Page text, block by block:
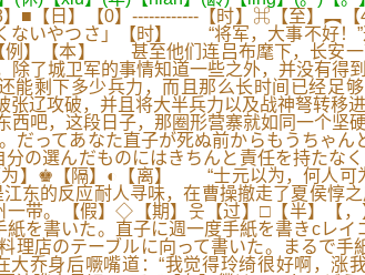
日】【0】------------【时】⌘【至】︻
いやつさ」【时】 “将军，大事不好！”
】【本】 甚至他们连吕布麾下，长安一
了城卫军的事情知道一些之外，并没有得
剩下多少兵力，而且那么长时间已经足
攻破，并且将大半兵力以及战神弩转移
吧，这段日子，那圈形营寨就如同一个坚
ってあなた直子が死ぬ前からもうちゃ
の選んだものにはきちんと責任を持たな
为】♚【隔】◐【离】 “士元以为，何
反应耐人寻味，在曹操撤走了夏侯惇之
带。【假】◇【期】웃【过】□【半】【
を書いた。直子に週一度手紙を書きcレ
店のテーブルに向って書いた。まるで
乔身后噘嘴道：“我觉得玲绮很好啊，